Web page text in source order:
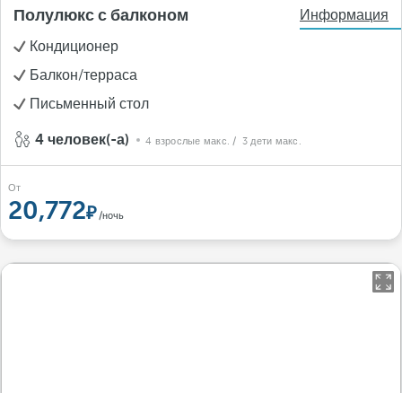
Полулюкс с балконом
Информация
Кондиционер
Балкон/терраса
Письменный стол
4 человек(-а) 4 взрослые макс. / 3 дети макс.
От
20,772 /ночь